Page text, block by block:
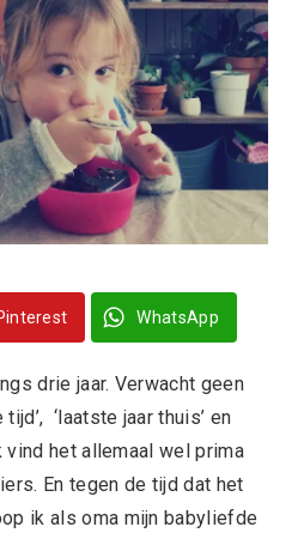
WhatsApp
drie jaar. Verwacht geen
‘laatste jaar thuis’ en
vind het allemaal wel prima
En tegen de tijd dat het
ik als oma mijn babyliefde